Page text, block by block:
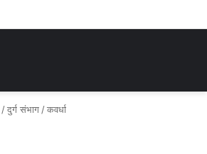
/दुर्ग संभाग /कवर्धा